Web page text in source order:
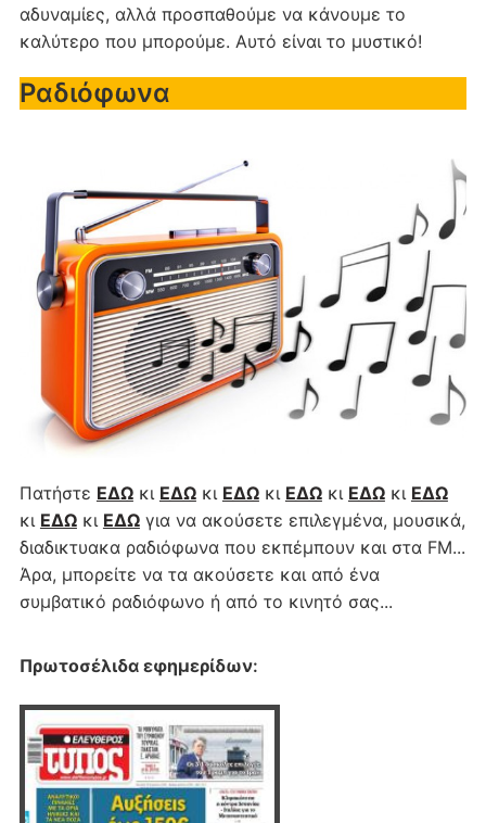
αδυναμίες, αλλά προσπαθούμε να κάνουμε το
καλύτερο που μπορούμε. Αυτό είναι το μυστικό!
Ραδιόφωνα
Πατήστε ΕΔΩκι ΕΔΩκι ΕΔΩκι ΕΔΩκι ΕΔΩκι ΕΔΩ
κι ΕΔΩκι ΕΔΩγια να ακούσετε επιλεγμένα, μουσικά,
διαδικτυακα ραδιόφωνα που εκπέμπουν και στα FM...
Άρα, μπορείτε να τα ακούσετε και από ένα
συμβατικό ραδιόφωνο ή από το κινητό σας...
Πρωτοσέλιδα εφημερίδων: